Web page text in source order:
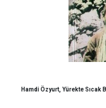
Hamdi Özyurt, Yürekte Sıcak